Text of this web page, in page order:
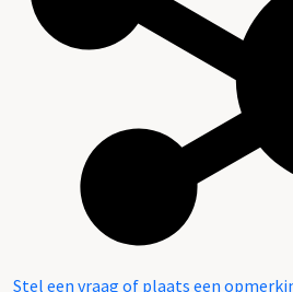
Stel een vraag of plaats een